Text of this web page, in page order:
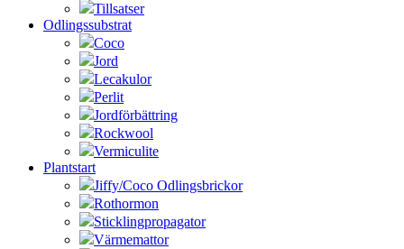
Tillsatser
Odlingssubstrat
Coco
Jord
Lecakulor
Perlit
Jordförbättring
Rockwool
Vermiculite
Plantstart
Jiffy/Coco Odlingsbrickor
Rothormon
Sticklingpropagator
Värmemattor